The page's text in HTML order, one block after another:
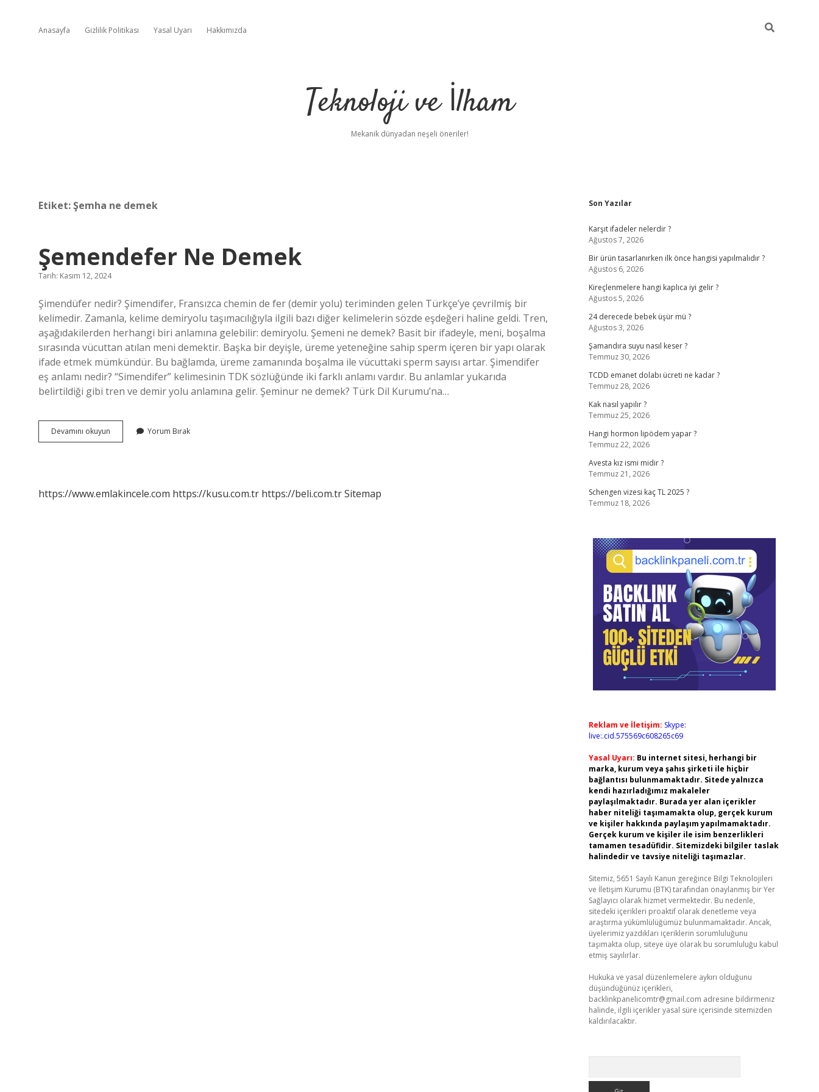
Anasayfa Gizlilik Politikası Yasal Uyarı Hakkımızda
Teknoloji ve İlham
Mekanik dünyadan neşeli öneriler!
Etiket:Şemha ne demek
Şemendefer Ne Demek
Tarih: Kasım 12, 2024
Şimendüfer nedir? Şimendifer, Fransızca chemin de fer (demir yolu) teriminden gelen Türkçe’ye çevrilmiş bir
kelimedir. Zamanla, kelime demiryolu taşımacılığıyla ilgili bazı diğer kelimelerin sözde eşdeğeri haline geldi. Tren,
aşağıdakilerden herhangi biri anlamına gelebilir: demiryolu. Şemeni ne demek? Basit bir ifadeyle, meni, boşalma
sırasında vücuttan atılan meni demektir. Başka bir deyişle, üreme yeteneğine sahip sperm içeren bir yapı olarak
ifade etmek mümkündür. Bu bağlamda, üreme zamanında boşalma ile vücuttaki sperm sayısı artar. Şimendifer
eş anlamı nedir? “Simendifer” kelimesinin TDK sözlüğünde iki farklı anlamı vardır. Bu anlamlar yukarıda
belirtildiği gibi tren ve demir yolu anlamına gelir. Şeminur ne demek? Türk Dil Kurumu’na…
Devamını okuyun Şemendefer
Ne
Yorum Bırak
https://www.emlakincele.com https://kusu.com.tr https://beli.com.trSitemap
Sidebar
Son Yazılar
Karşıt ifadeler nelerdir ?
Ağustos 7, 2026
Bir ürün tasarlanırken ilk önce hangisi yapılmalıdır ?
Ağustos 6, 2026
Kireçlenmelere hangi kaplıca iyi gelir ?
Ağustos 5, 2026
24 derecede bebek üşür mü ?
Ağustos 3, 2026
Şamandıra suyu nasıl keser ?
Temmuz 30, 2026
TCDD emanet dolabı ücreti ne kadar ?
Temmuz 28, 2026
Kak nasıl yapılır ?
Temmuz 25, 2026
Hangi hormon lipödem yapar ?
Temmuz 22, 2026
Avesta kız ismi midir ?
Temmuz 21, 2026
Schengen vizesi kaç TL 2025 ?
Temmuz 18, 2026
Reklam ve İletişim: Skype:
live:.cid.575569c608265c69
Yasal Uyarı: Bu internet sitesi, herhangi bir
marka, kurum veya şahıs şirketi ile hiçbir
bağlantısı bulunmamaktadır. Sitede yalnızca
kendi hazırladığımız makaleler
paylaşılmaktadır. Burada yer alan içerikler
haber niteliği taşımamakta olup, gerçek kurum
ve kişiler hakkında paylaşım yapılmamaktadır.
Gerçek kurum ve kişiler ile isim benzerlikleri
tamamen tesadüfidir. Sitemizdeki bilgiler taslak
halindedir ve tavsiye niteliği taşımazlar.
Sitemiz, 5651 Sayılı Kanun gereğince Bilgi Teknolojileri
ve İletişim Kurumu (BTK) tarafından onaylanmış bir Yer
Sağlayıcı olarak hizmet vermektedir. Bu nedenle,
sitedeki içerikleri proaktif olarak denetleme veya
araştırma yükümlülüğümüz bulunmamaktadır. Ancak,
üyelerimiz yazdıkları içeriklerin sorumluluğunu
taşımakta olup, siteye üye olarak bu sorumluluğu kabul
etmiş sayılırlar.
Hukuka ve yasal düzenlemelere aykırı olduğunu
düşündüğünüz içerikleri,
backlinkpanelicomtr@gmail.com adresine bildirmeniz
halinde, ilgili içerikler yasal süre içerisinde sitemizden
kaldırılacaktır.